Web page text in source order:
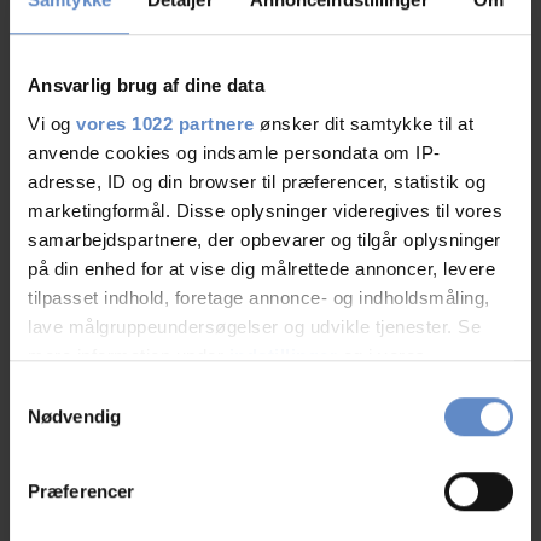
Ansvarlig brug af dine data
Vi og vores 1022 partnere ønsker dit samtykke til at
anvende cookies og indsamle persondata om IP-
adresse, ID og din browser til præferencer, statistik og
marketingformål. Disse oplysninger videregives til vores
samarbejdspartnere, der opbevarer og tilgår oplysninger
på din enhed for at vise dig målrettede annoncer, levere
tilpasset indhold, foretage annonce- og indholdsmåling,
lave målgruppeundersøgelser og udvikle tjenester. Se
mere information underindstillingerog i vores
tilbage eller ændre indstillinger fra vores
"Cookiedeklaration", eller ved at trykke på "Privacy
Nødvendig
Præferencer
Other Danhostels nearby
No rooms available? Find other Danhostels close by